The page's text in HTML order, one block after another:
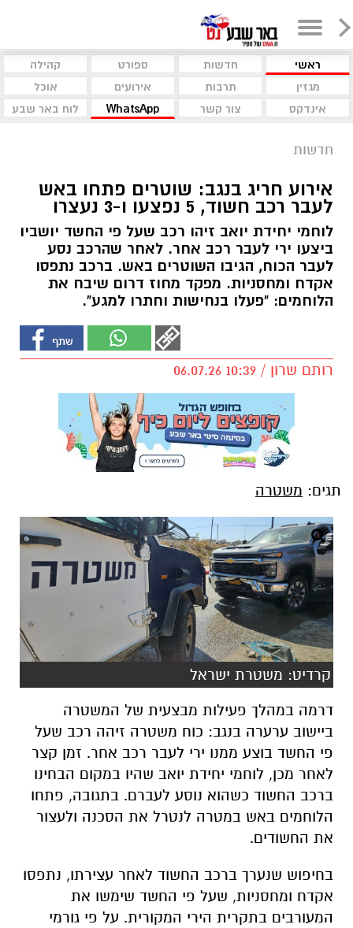
ראשי חדשות ספורט
קהילה
מגזין
תרבות אירועים
אוכל
אינדקס
צור קשר WhatsApp לוח באר שבע
חדשות
אירוע חריג בנגב: שוטרים פתחו באש
לעבר רכב חשוד, 5 נפצעו ו-3 נעצרו
לוחמי יחידת יואב זיהו רכב שעל פי החשד יושביו
ביצעו ירי לעבר רכב אחר. לאחר שהרכב נסע
לעבר הכוח, הגיבו השוטרים באש. ברכב נתפסו
אקדח ומחסניות. מפקד מחוז דרום שיבח את
הלוחמים: "פעלו בנחישות וחתרו למגע".
רותם שרון / 10:39 06.07.26
תגים: משטרה
קרדיט: משטרת ישראל
דרמה במהלך פעילות מבצעית של המשטרה
ביישוב ערערה בנגב: כוח משטרה זיהה רכב שעל
פי החשד בוצע ממנו ירי לעבר רכב אחר. זמן קצר
לאחר מכן, לוחמי יחידת יואב שהיו במקום הבחינו
ברכב החשוד כשהוא נוסע לעברם. בתגובה, פתחו
הלוחמים באש במטרה לנטרל את הסכנה ולעצור
את החשודים.
בחיפוש שנערך ברכב החשוד לאחר עצירתו, נתפסו
אקדח ומחסניות, שעל פי החשד שימשו את
המעורבים בתקרית הירי המקורית. על פי גורמי